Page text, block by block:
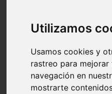
Utilizamos
Usamos cookies y
rastreo para
navegación en
mostrarte
Cantabria - suances
Sevilla - bormujos
Málaga - júzcar
Huesca - alquézar
Huesca - castejón-de-sos
Lleida - alt-àneu